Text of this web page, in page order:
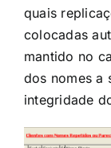
quais
colocadas
mantido no
dos nomes a
integridade